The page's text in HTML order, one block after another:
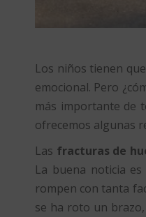
Los niños tienen
emocional. Pero
más importante de
ofrecemos algunas
Las fracturas de
La buena noticia
rompen con tanta
se ha roto un